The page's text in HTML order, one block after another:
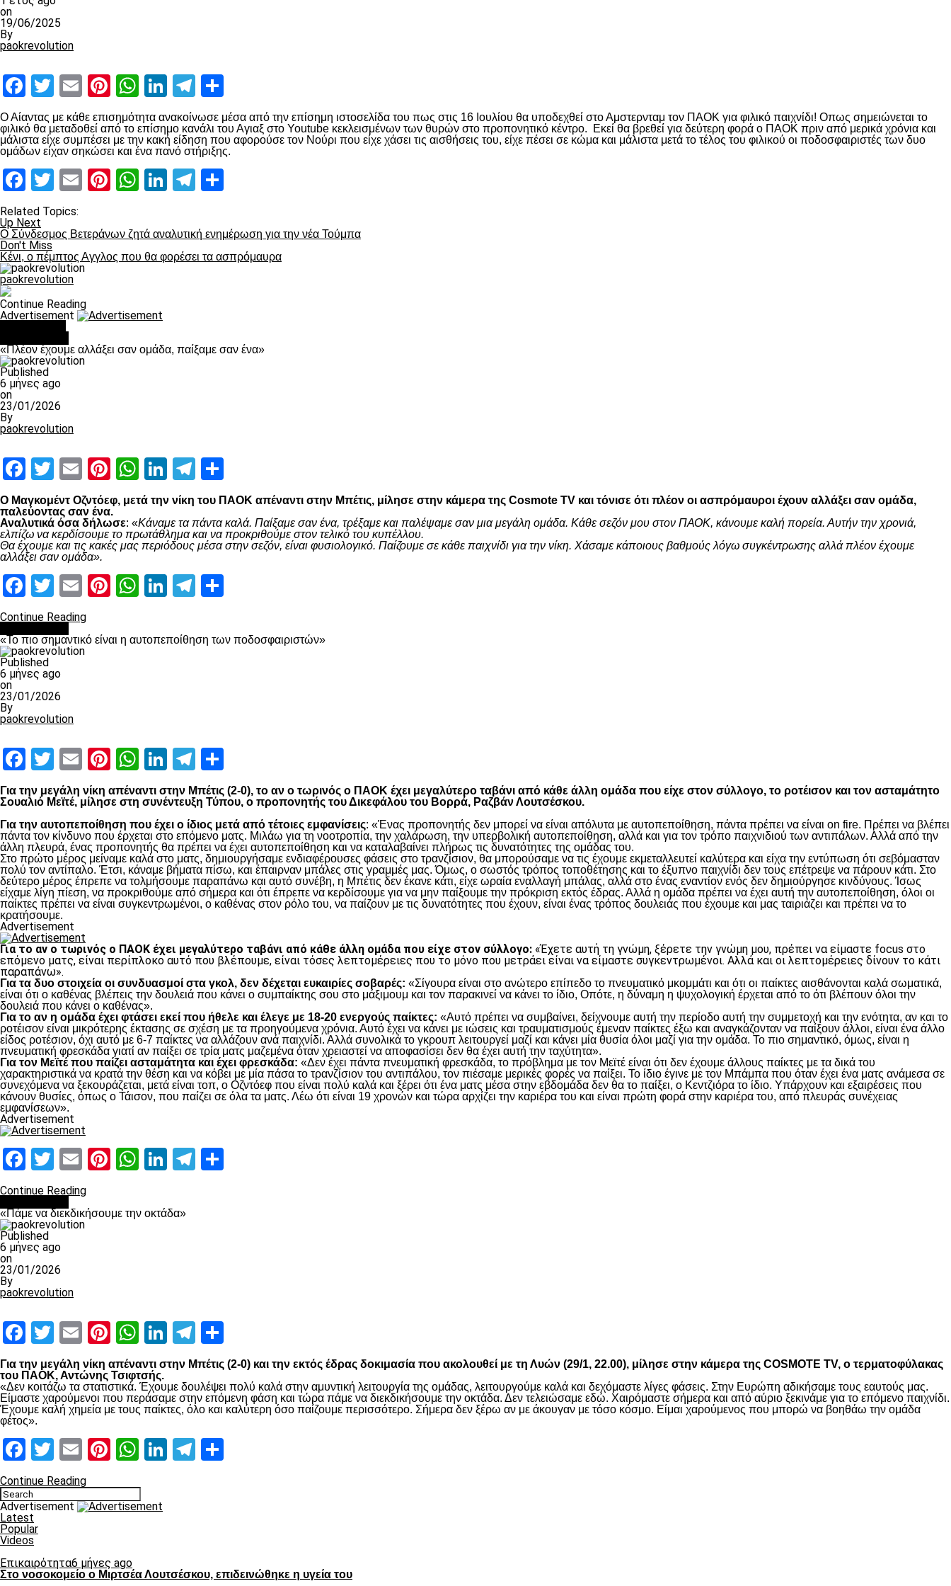
on
19/06/2025
By
paokrevolution
Facebook
Twitter
EmailPinterest
WhatsApp
LinkedIn
Telegram
Ο Αίαντας με κάθε επισημότητα ανακοίνωσε μέσα από την επίσημη ιστοσελίδα του πως στις 16 Ιουλίου θα υποδεχθεί στο Αμστερνταμ τον ΠΑΟΚ για φιλικό παιχνίδι! Οπως σημειώνεται το
φιλικό θα μεταδοθεί από το επίσημο κανάλι του Αγιαξ στο Youtube κεκλεισμένων των θυρών στο προπονητικό κέντρο. Εκεί θα βρεθεί για δεύτερη φορά ο ΠΑΟΚ πριν από μερικά χρόνια και
μάλιστα είχε συμπέσει με την κακή είδηση που αφορούσε τον Νούρι που είχε χάσει τις αισθήσεις του, είχε πέσει σε κώμα και μάλιστα μετά το τέλος του φιλικού οι ποδοσφαιριστές των δυο
ομάδων είχαν σηκώσει και ένα πανό στήριξης.
Facebook
Twitter
EmailPinterest
WhatsApp
LinkedIn
Telegram
Related Topics:
Up Next
Ο Σύνδεσμος Βετεράνων ζητά αναλυτική ενημέρωση για την νέα Τούμπα
Don't Miss
Κένι, ο πέμπτος Αγγλος που θα φορέσει τα ασπρόμαυρα
paokrevolution
Continue Reading
Advertisement
«Πλέον έχουμε αλλάξει σαν ομάδα, παίξαμε σαν ένα»
Published
6 μήνες ago
on
23/01/2026
By
paokrevolution
Facebook
Twitter
EmailPinterest
WhatsApp
LinkedIn
Telegram
Ο Μαγκομέντ Οζντόεφ, μετά την νίκη του ΠΑΟΚ απέναντι στην Μπέτις, μίλησε στην κάμερα της Cosmote TV και τόνισε ότι πλέον οι ασπρόμαυροι έχουν αλλάξει σαν ομάδα,
παλεύοντας σαν ένα.
Αναλυτικά όσα δήλωσε: «Κάναμε τα πάντα καλά. Παίξαμε σαν ένα, τρέξαμε και παλέψαμε σαν μια μεγάλη ομάδα. Κάθε σεζόν μου στον ΠΑΟΚ, κάνουμε καλή πορεία. Αυτήν την χρονιά,
ελπίζω να κερδίσουμε το πρωτάθλημα και να προκριθούμε στον τελικό του κυπέλλου.
Θα έχουμε και τις κακές μας περιόδους μέσα στην σεζόν, είναι φυσιολογικό. Παίζουμε σε κάθε παιχνίδι για την νίκη. Χάσαμε κάποιους βαθμούς λόγω συγκέντρωσης αλλά πλέον έχουμε
αλλάξει σαν ομάδα».
Facebook
Twitter
EmailPinterest
WhatsApp
LinkedIn
Telegram
Continue Reading
«Το πιο σημαντικό είναι η αυτοπεποίθηση των ποδοσφαιριστών»
Published
6 μήνες ago
on
23/01/2026
By
paokrevolution
Facebook
Twitter
EmailPinterest
WhatsApp
LinkedIn
Telegram
Για την μεγάλη νίκη απέναντι στην Μπέτις (2-0), το αν ο τωρινός ο ΠΑΟΚ έχει μεγαλύτερο ταβάνι από κάθε άλλη ομάδα που είχε στον σύλλογο, το ροτέισον και τον ασταμάτητο
Σουαλιό Μεϊτέ, μίλησε στη συνέντευξη Τύπου, ο προπονητής του Δικεφάλου του Βορρά, Ραζβάν Λουτσέσκου.
Για την αυτοπεποίθηση που έχει ο ίδιος μετά από τέτοιες εμφανίσεις: «Ένας προπονητής δεν μπορεί να είναι απόλυτα με αυτοπεποίθηση, πάντα πρέπει να είναι on fire. Πρέπει να βλέπει
πάντα τον κίνδυνο που έρχεται στο επόμενο ματς. Μιλάω για τη νοοτροπία, την χαλάρωση, την υπερβολική αυτοπεποίθηση, αλλά και για τον τρόπο παιχνιδιού των αντιπάλων. Αλλά από την
άλλη πλευρά, ένας προπονητής θα πρέπει να έχει αυτοπεποίθηση και να καταλαβαίνει πλήρως τις δυνατότητες της ομάδας του.
Στο πρώτο μέρος μείναμε καλά στο ματς, δημιουργήσαμε ενδιαφέρουσες φάσεις στο τρανζίσιον, θα μπορούσαμε να τις έχουμε εκμεταλλευτεί καλύτερα και είχα την εντύπωση ότι σεβόμασταν
πολύ τον αντίπαλο. Έτσι, κάναμε βήματα πίσω, και έπαιρναν μπάλες στις γραμμές μας. Όμως, ο σωστός τρόπος τοποθέτησης και το έξυπνο παιχνίδι δεν τους επέτρεψε να πάρουν κάτι. Στο
δεύτερο μέρος έπρεπε να τολμήσουμε παραπάνω και αυτό συνέβη, η Μπέτις δεν έκανε κάτι, είχε ωραία εναλλαγή μπάλας, αλλά στο ένας εναντίον ενός δεν δημιούργησε κινδύνους. Ίσως
είχαμε λίγη πίεση, να προκριθούμε από σήμερα και ότι έπρεπε να κερδίσουμε για να μην παίξουμε την πρόκριση εκτός έδρας. Αλλά η ομάδα πρέπει να έχει αυτή την αυτοπεποίθηση, όλοι οι
παίκτες πρέπει να είναι συγκεντρωμένοι, ο καθένας στον ρόλο του, να παίζουν με τις δυνατότητες που έχουν, είναι ένας τρόπος δουλειάς που έχουμε και μας ταιριάζει και πρέπει να το
κρατήσουμε.
Advertisement
Για το αν ο τωρινός ο ΠΑΟΚ έχει μεγαλύτερο ταβάνι από κάθε άλλη ομάδα που είχε στον σύλλογο: «Έχετε αυτή τη γνώμη, ξέρετε την γνώμη μου, πρέπει να είμαστε focus στο
επόμενο ματς, είναι περίπλοκο αυτό που βλέπουμε, είναι τόσες λεπτομέρειες που το μόνο που μετράει είναι να είμαστε συγκεντρωμένοι. Αλλά και οι λεπτομέρειες δίνουν το κάτι
παραπάνω».
Για τα δυο στοιχεία οι συνδυασμοί στα γκολ, δεν δέχεται ευκαιρίες σοβαρές: «Σίγουρα είναι στο ανώτερο επίπεδο το πνευματικό μκομμάτι και ότι οι παίκτες αισθάνονται καλά σωματικά,
είναι ότι ο καθένας βλέπεις την δουλειά που κάνει ο συμπαίκτης σου στο μάξιμουμ και τον παρακινεί να κάνει το ίδιο, Οπότε, η δύναμη η ψυχολογική έρχεται από το ότι βλέπουν όλοι την
δουλειά που κάνει ο καθένας».
Για το αν η ομάδα έχει φτάσει εκεί που ήθελε και έλεγε με 18-20 ενεργούς παίκτες: «Αυτό πρέπει να συμβαίνει, δείχνουμε αυτή την περίοδο αυτή την συμμετοχή και την ενότητα, αν και το
ροτέισον είναι μικρότερης έκτασης σε σχέση με τα προηγούμενα χρόνια. Αυτό έχει να κάνει με ιώσεις και τραυματισμούς έμεναν παίκτες έξω και αναγκάζονταν να παίξουν άλλοι, είναι ένα άλλο
είδος ροτέσιον, όχι αυτό με 6-7 παίκτες να αλλάζουν ανά παιχνίδι. Αλλά συνολικά το γκρουπ λειτουργεί μαζί και κάνει μία θυσία όλοι μαζί για την ομάδα. Το πιο σημαντικό, όμως, είναι η
πνευματική φρεσκάδα γιατί αν παίξει σε τρία ματς μαζεμένα όταν χρειαστεί να αποφασίσει δεν θα έχει αυτή την ταχύτητα».
Για τον Μεϊτέ που παίζει ασταμάτητα και έχει φρεσκάδα: «Δεν έχει πάντα πνευματική φρεσκάδα, το πρόβλημα με τον Μεϊτέ είναι ότι δεν έχουμε άλλους παίκτες με τα δικά του
χαρακτηριστικά να κρατά την θέση και να κόβει με μία πάσα το τρανζίσιον του αντιπάλου, τον πιέσαμε μερικές φορές να παίξει. Το ίδιο έγινε με τον Μπάμπα που όταν έχει ένα ματς ανάμεσα σε
συνεχόμενα να ξεκουράζεται, μετά είναι τοπ, ο Οζντόεφ που είναι πολύ καλά και ξέρει ότι ένα ματς μέσα στην εβδομάδα δεν θα το παίξει, ο Κεντζιόρα το ίδιο. Υπάρχουν και εξαιρέσεις που
κάνουν θυσίες, όπως ο Τάισον, που παίζει σε όλα τα ματς. Λέω ότι είναι 19 χρονών και τώρα αρχίζει την καριέρα του και είναι πρώτη φορά στην καριέρα του, από πλευράς συνέχειας
εμφανίσεων».
Advertisement
Facebook
Twitter
EmailPinterest
WhatsApp
LinkedIn
Telegram
Continue Reading
«Πάμε να διεκδικήσουμε την οκτάδα»
Published
6 μήνες ago
on
23/01/2026
By
paokrevolution
Facebook
Twitter
EmailPinterest
WhatsApp
LinkedIn
Telegram
Για την μεγάλη νίκη απέναντι στην Μπέτις (2-0) και την εκτός έδρας δοκιμασία που ακολουθεί με τη Λυών (29/1, 22.00), μίλησε στην κάμερα της COSMOTE TV, ο τερματοφύλακας
του ΠΑΟΚ, Αντώνης Τσιφτσής.
«Δεν κοιτάζω τα στατιστικά. Έχουμε δουλέψει πολύ καλά στην αμυντική λειτουργία της ομάδας, λειτουργούμε καλά και δεχόμαστε λίγες φάσεις. Στην Ευρώπη αδικήσαμε τους εαυτούς μας.
Είμαστε χαρούμενοι που περάσαμε στην επόμενη φάση και τώρα πάμε να διεκδικήσουμε την οκτάδα. Δεν τελειώσαμε εδώ. Χαιρόμαστε σήμερα και από αύριο ξεκινάμε για το επόμενο παιχνίδι.
Έχουμε καλή χημεία με τους παίκτες, όλο και καλύτερη όσο παίζουμε περισσότερο. Σήμερα δεν ξέρω αν με άκουγαν με τόσο κόσμο. Είμαι χαρούμενος που μπορώ να βοηθάω την ομάδα
φέτος».
Facebook
Twitter
EmailPinterest
WhatsApp
LinkedIn
Telegram
Continue Reading
Advertisement
Latest
Popular
Videos
Επικαιρότητα6 μήνες ago
Στο νοσοκομείο ο Μιρτσέα Λουτσέσκου, επιδεινώθηκε η υγεία του